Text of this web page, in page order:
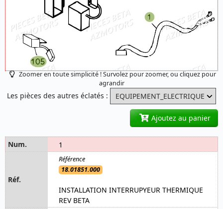
Zoomer en toute simplicité ! Survolez pour zoomer, ou cliquez pour
agrandir
Les pièces des autres éclatés :
Ajoutez au panier
1
18.01851.000
INSTALLATION INTERRUPYEUR THERMIQUE
REV BETA